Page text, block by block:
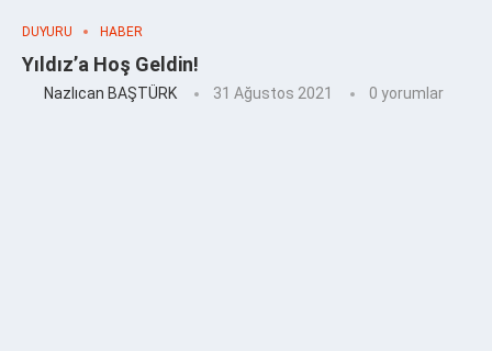
DUYURU HABER
Yıldız’a Hoş Geldin!
Nazlıcan BAŞTÜRK 31 Ağustos 2021 0 yorumlar